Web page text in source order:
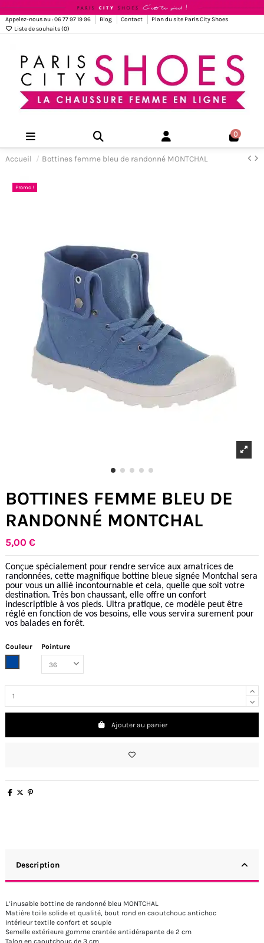
Appelez-nous au : 06 77 97 19 96 Blog Contact
Plan du site Paris City Shoes
Liste de souhaits (0)
0
Accueil Bottines femme bleu de randonné MONTCHAL
Promo !
BOTTINES FEMME BLEU DE
RANDONNÉ MONTCHAL
5,00 €
Conçue spécialement pour rendre service aux amatrices de
randonnées, cette magnifique bottine bleue signée Montchal sera
pour vous un allié incontournable et cela, quelle que soit votre
destination. Très bon chaussant, elle offre un confort
indescriptible à vos pieds. Ultra pratique, ce modèle peut être
réglé en fonction de vos besoins, elle vous servira surement pour
vos balades en forêt.
Couleur
Pointure
Ajouter au panier
Description
L’inusable bottine de randonné bleu MONTCHAL
Matière toile solide et qualité, bout rond en caoutchouc antichoc
Intérieur textile confort et souple
Semelle extérieure gomme crantée antidérapante de 2 cm